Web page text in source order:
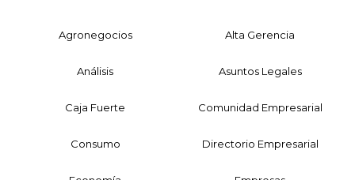
Agronegocios Alta Gerencia
Análisis Asuntos Legales
Caja Fuerte Comunidad Empresarial
Consumo Directorio Empresarial